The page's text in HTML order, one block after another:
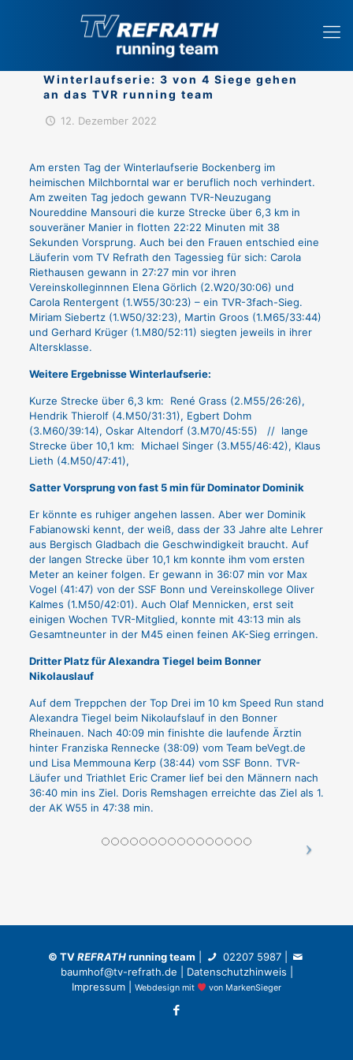
Winterlaufserie: 3 von 4 Siege gehen
an das TVR running team
12. Dezember 2022
Am ersten Tag der Winterlaufserie Bockenberg im
heimischen Milchborntal war er beruflich noch verhindert.
Am zweiten Tag jedoch gewann TVR-Neuzugang
Noureddine Mansouri die kurze Strecke über 6,3 km in
souveräner Manier in flotten 22:22 Minuten mit 38
Sekunden Vorsprung. Auch bei den Frauen entschied eine
Läuferin vom TV Refrath den Tagessieg für sich: Carola
Riethausen gewann in 27:27 min vor ihren
Vereinskolleginnnen Elena Görlich (2.W20/30:06) und
Carola Rentergent (1.W55/30:23) – ein TVR-3fach-Sieg.
Miriam Siebertz (1.W50/32:23), Martin Groos (1.M65/33:44)
und Gerhard Krüger (1.M80/52:11) siegten jeweils in ihrer
Altersklasse.
Weitere Ergebnisse Winterlaufserie:
Kurze Strecke über 6,3 km: René Grass (2.M55/26:26),
Hendrik Thierolf (4.M50/31:31), Egbert Dohm
(3.M60/39:14), Oskar Altendorf (3.M70/45:55) // lange
Strecke über 10,1 km: Michael Singer (3.M55/46:42), Klaus
Lieth (4.M50/47:41),
Satter Vorsprung von fast 5 min für Dominator Dominik
Er könnte es ruhiger angehen lassen. Aber wer Dominik
Fabianowski kennt, der weiß, dass der 33 Jahre alte Lehrer
aus Bergisch Gladbach die Geschwindigkeit braucht. Auf
der langen Strecke über 10,1 km konnte ihm vom ersten
Meter an keiner folgen. Er gewann in 36:07 min vor Max
Vogel (41:47) von der SSF Bonn und Vereinskollege Oliver
Kalmes (1.M50/42:01). Auch Olaf Mennicken, erst seit
einigen Wochen TVR-Mitglied, konnte mit 43:13 min als
Gesamtneunter in der M45 einen feinen AK-Sieg erringen.
Dritter Platz für Alexandra Tiegel beim Bonner
Nikolauslauf
Auf dem Treppchen der Top Drei im 10 km Speed Run stand
Alexandra Tiegel beim Nikolaufslauf in den Bonner
Rheinauen. Nach 40:09 min finishte die laufende Ärztin
hinter Franziska Rennecke (38:09) vom Team beVegt.de
und Lisa Memmouna Kerp (38:44) vom SSF Bonn. TVR-
Läufer und Triathlet Eric Cramer lief bei den Männern nach
36:40 min ins Ziel. Doris Remshagen erreichte das Ziel als 1.
der AK W55 in 47:38 min.
©TVREFRATHrunning team 02207 5987|
baumhof@tv-refrath.de
Datenschutzhinweis
Impressum| Webdesignmit von MarkenSieger